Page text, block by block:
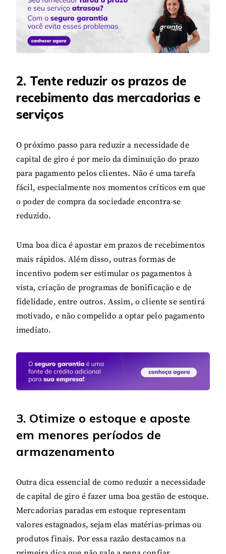
2. Tente reduzir os prazos de
recebimento das mercadorias e
serviços
O próximo passo para reduzir a necessidade de
capital de giro é por meio da diminuição do prazo
para pagamento pelos clientes. Não é uma tarefa
fácil, especialmente nos momentos críticos em que
o poder de compra da sociedade encontra-se
reduzido.
Uma boa dica é apostar em prazos de recebimentos
mais rápidos. Além disso, outras formas de
incentivo podem ser estimular os pagamentos à
vista, criação de programas de bonificação e de
fidelidade, entre outros. Assim, o cliente se sentirá
motivado, e não compelido a optar pelo pagamento
imediato.
3. Otimize o estoque e aposte
em menores períodos de
armazenamento
Outra dica essencial de como reduzir a necessidade
de capital de giro é fazer uma boa gestão de estoque.
Mercadorias paradas em estoque representam
valores estagnados, sejam elas matérias-primas ou
produtos finais. Por essa razão destacamos na